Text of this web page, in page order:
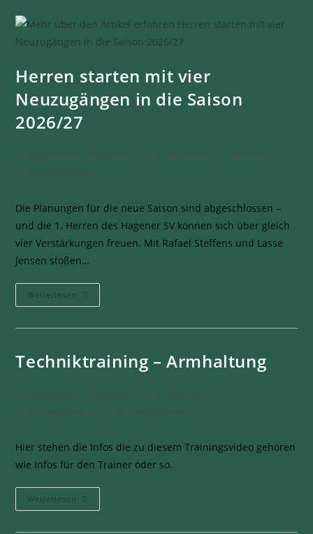
Herren starten mit vier
Neuzugängen in die Saison
2026/27
Hagener SV - Handball 4. Juli 2026
Herren
0 Kommentare
Die Planungen für die neue Saison sind abgeschlossen –
und die 1. Herren des Hagener SV können sich über gleich
vier Verstärkungen freuen. Mit Rafael Steffens und Lasse
Jensen stoßen…
Weiterlesen
Techniktraining – Armhaltung
Hagener SV - Handball
7. Juni 2026
Trainingscloud
0 Kommentare
Hier stehen die Infos die zu diesem Trainingsvideo gehören
wie Infos für den Trainer oder so.
Weiterlesen